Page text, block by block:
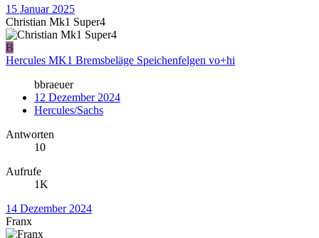
15 Januar 2025
Christian Mk1 Super4
B
Hercules MK1 Bremsbeläge Speichenfelgen vo+hi
bbraeuer
12 Dezember 2024
Hercules/Sachs
Antworten
10
Aufrufe
1K
14 Dezember 2024
Franx